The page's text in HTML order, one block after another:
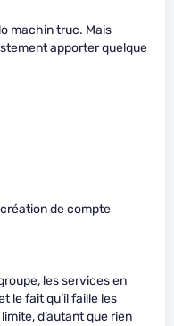
machin truc. Mais
apporter quelque
de compte
les services en
le fait qu’il faille les
d’autant que rien